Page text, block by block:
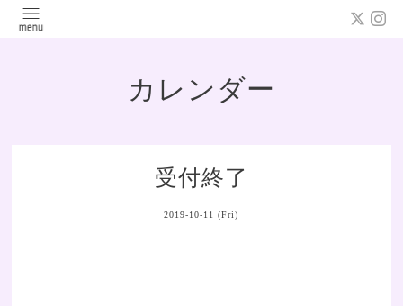
カレンダー
受付終了
2019-10-11 (Fri)